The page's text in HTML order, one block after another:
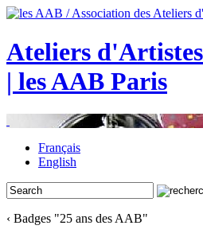
Ateliers
| les AAB Paris
Français
English
‹ Badges "25 ans des AAB"